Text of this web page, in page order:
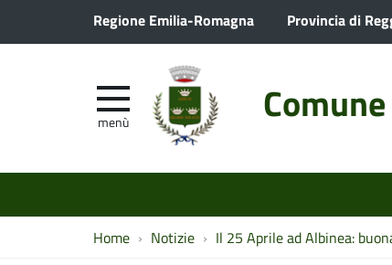
Regione Emilia-Romagna Provincia di
menù
Home Notizie Il 25 Aprile ad Albinea: